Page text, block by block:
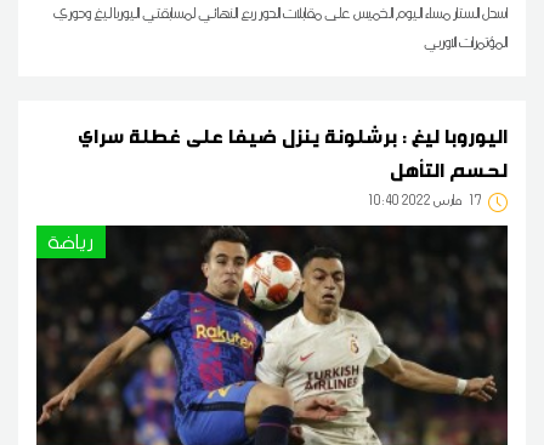
اسدل الستار مساء اليوم الخميس على مقابلات الدور ربع النهائي لمسابقتي اليوربا ليغ ودوري
المؤتمرات الاوربي
اليوروبا ليغ : برشلونة ينزل ضيفا على غطلة سراي
لحسم التأهل
17 10:40 2022 مارس
رياضة